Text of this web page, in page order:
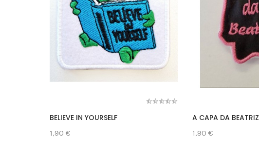
BELIEVE IN YOURSELF
1,90 €
A CAPA DA BEATRIZ
1,90 €